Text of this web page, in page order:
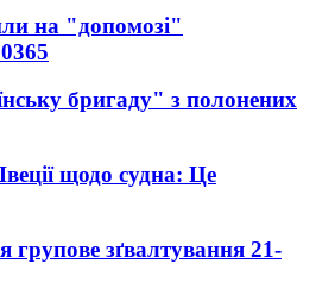
на "допомозі"
бригаду" з полонених
щодо судна: Це
групове зґвалтування 21-